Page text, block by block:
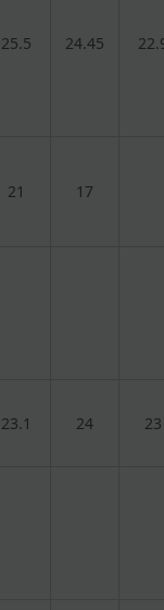
25.5 24.45
21 17
23.1 24 23